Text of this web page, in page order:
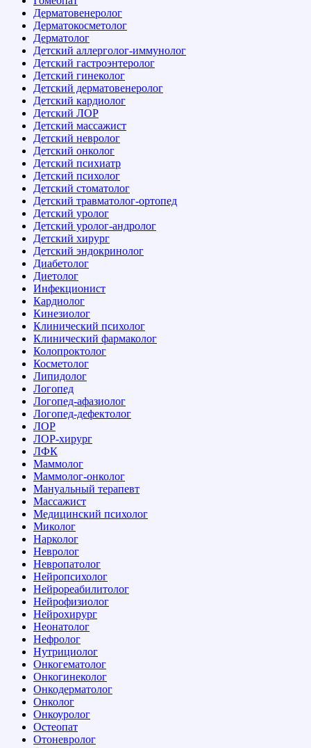
Дерматовенеролог
Дерматокосметолог
Дерматолог
Детский аллерголог-иммунолог
Детский гастроэнтеролог
Детский гинеколог
Детский дерматовенеролог
Детский кардиолог
Детский ЛОР
Детский массажист
Детский невролог
Детский онколог
Детский психиатр
Детский психолог
Детский стоматолог
Детский травматолог-ортопед
Детский уролог
Детский уролог-андролог
Детский хирург
Детский эндокринолог
Диабетолог
Диетолог
Инфекционист
Кардиолог
Кинезиолог
Клинический психолог
Клинический фармаколог
Колопроктолог
Косметолог
Липидолог
Логопед
Логопед-афазиолог
Логопед-дефектолог
ЛОР
ЛОР-хирург
ЛФК
Маммолог
Маммолог-онколог
Мануальный терапевт
Массажист
Медицинский психолог
Миколог
Нарколог
Невролог
Невропатолог
Нейропсихолог
Нейрореабилитолог
Нейрофизиолог
Нейрохирург
Неонатолог
Нефролог
Нутрициолог
Онкогематолог
Онкогинеколог
Онкодерматолог
Онколог
Онкоуролог
Остеопат
Отоневролог